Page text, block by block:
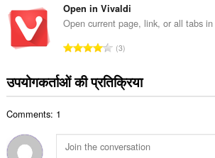
ख्या
:
ग
की
ल
ख्या
:
Open in Vivaldi
Open current page, link, or all tabs
रे
ग
की
सं
ख्या
3
उपयोगकर्ताओं की प्रतिक्रिया
Comments: 1